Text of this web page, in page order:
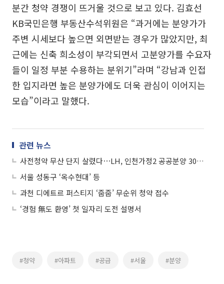
분간 청약 경쟁이 뜨거울 것으로 보고 있다. 김효선
KB국민은행 부동산수석위원은 “과거에는 분양가가
주변 시세보다 높으면 외면받는 경우가 많았지만, 최
근에는 신축 희소성이 부각되면서 고분양가를 수요자
들이 일정 부분 수용하는 분위기”라며 “강남과 인접
한 입지라면 높은 분양가에도 더욱 관심이 이어지는
모습”이라고 말했다.
관련 뉴스
사전청약 무산 단지 살렸다⋯LH, 인천가정2 공공분양 308가구 공급
서울 성동구 ‘옥수현대’ 등
과천 디에트르 퍼스티지 ‘줍줍’ 무순위 청약 접수
‘경험 無도 환영’ 첫 일자리 도전 설명서
#청약 #아파트 #공급 #서울 #분양